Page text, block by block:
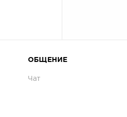
ОБЩЕНИЕ
Чат